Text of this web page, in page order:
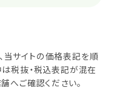
サイトの価格表記を順
税抜・税込表記が混在
へご確認ください。